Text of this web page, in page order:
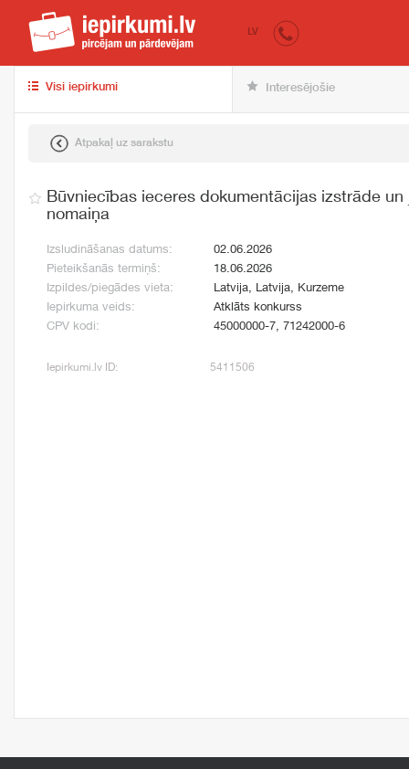
iepirkumi.lv
LV
Visi iepirkumi Interesējošie
Atpakaļ uz sarakstu
Būvniecības ieceres dokumentācijas izstrāde un
nomaiņa
Izsludināšanas datums:
02.06.2026
Pieteikšanās termiņš:
18.06.2026
Izpildes/piegādes vieta:
Latvija, Latvija, Kurzeme
Iepirkuma veids:
Atklāts konkurss
CPV kodi:
45000000-7, 71242000-6
Iepirkumi.lv ID: 5411506